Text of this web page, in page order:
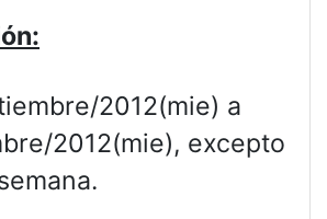
2012(mie) a
2012(mie), excepto